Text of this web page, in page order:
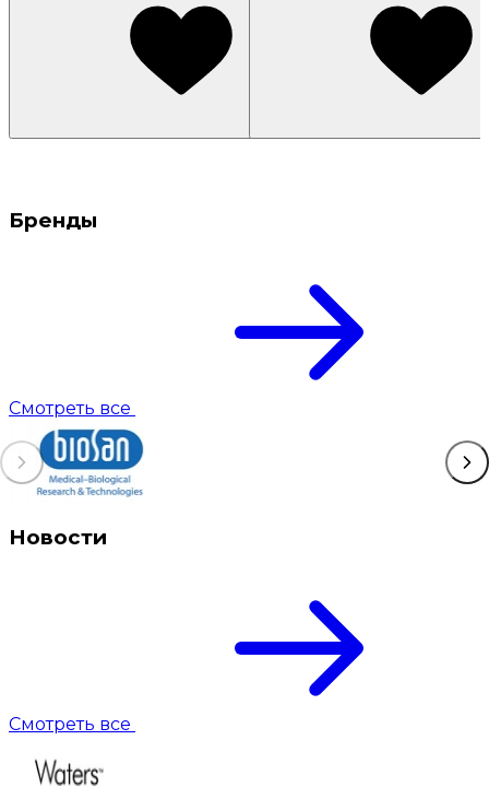
Бренды
Смотреть все
Новости
Смотреть все